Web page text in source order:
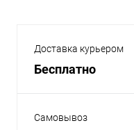
Доставка курьером
Бесплатно
Самовывоз